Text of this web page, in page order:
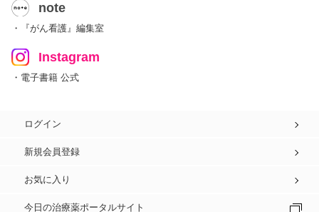
note
・『がん看護』編集室
Instagram
・電子書籍 公式
ログイン
新規会員登録
お気に入り
今日の治療薬ポータルサイト